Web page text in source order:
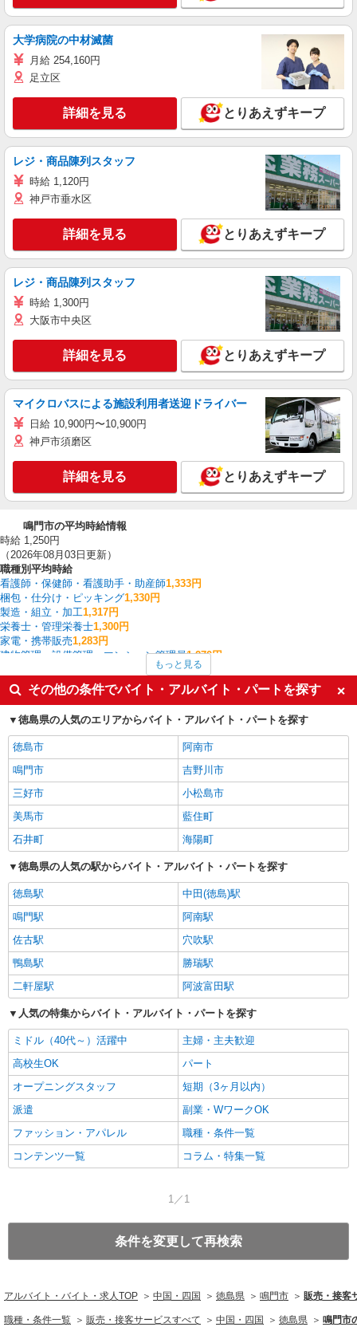
大学病院の中材滅菌
月給 254,160円
足立区
詳細を見る とりあえずキープ
レジ・商品陳列スタッフ
時給 1,120円
神戸市垂水区
詳細を見る とりあえずキープ
レジ・商品陳列スタッフ
時給 1,300円
大阪市中央区
詳細を見る とりあえずキープ
マイクロバスによる施設利用者送迎ドライバー
日給 10,900円〜10,900円
神戸市須磨区
詳細を見る とりあえずキープ
鳴門市の平均時給情報
時給 1,250円
（2026年08月03日更新）
職種別平均時給
看護師・保健師・看護助手・助産師1,333円
梱包・仕分け・ピッキング1,330円
製造・組立・加工1,317円
栄養士・管理栄養士1,300円
家電・携帯販売1,283円
建物管理・設備管理・マンション管理員1,270円
ファストフード・デリ1,194円
食品製造・加工 1,193円
配送・配達ドライバー 1,150円
鳴門市の他の職種の平均時給を見る
もっと見る
その他の条件でバイト・アルバイト・パートを探す
徳島県の人気のエリアからバイト・アルバイト・パートを探す
徳島市
阿南市
鳴門市
吉野川市
三好市
小松島市
美馬市
藍住町
石井町
海陽町
徳島県の人気の駅からバイト・アルバイト・パートを探す
徳島駅
中田(徳島)駅
鳴門駅
阿南駅
佐古駅
穴吹駅
鴨島駅
勝瑞駅
二軒屋駅
阿波富田駅
人気の特集からバイト・アルバイト・パートを探す
ミドル（40代～）活躍中
主婦・主夫歓迎
高校生OK
パート
オープニングスタッフ
短期（3ヶ月以内）
派遣
副業・WワークOK
ファッション・アパレル
職種・条件一覧
コンテンツ一覧
コラム・特集一覧
1／1
条件を変更して再検索
アルバイト・バイト・求人TOP 中国・四国 徳島県 鳴門市 販売・接客
職種・条件一覧 販売・接客サービスすべて 中国・四国 徳島県 鳴門市